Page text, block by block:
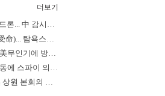
더보기
[이슈 TV] 美 민간 드론... 中 감시망 뚫고 군함 근접 촬영
[5] 숭후수명(崇侯受命)... 탐욕스러운 북백후, 정벌의 기치를 올.....
軍, 한미 연합훈련 美무인기에 방공태세 발령... 왜?
美의회, 中 유엔 활동에 스파이 의혹 제기
‘파룬궁 보호법’ 美 상원 본회의 상정... 최종 입법 ‘초읽기’